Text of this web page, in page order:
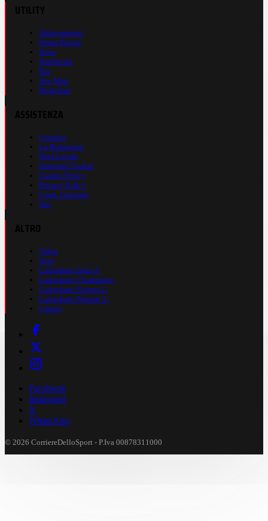
Abbonamenti
Prima Pagina
Store
Pubblicità
Rss
Site Map
Registrati
Contatti
La Redazione
Nota Legale
Gestione Cookie
Cookie Policy
Privacy Policy
Cond. Generali
Faq
Video
Foto
Calendario Serie A
Calendario Champions
Calendario Europa L.
Calendario Premier L.
Casinò
Facebook
Instagram
X
WhatsApp
© 2026 CorriereDelloSport - P.Iva 00878311000